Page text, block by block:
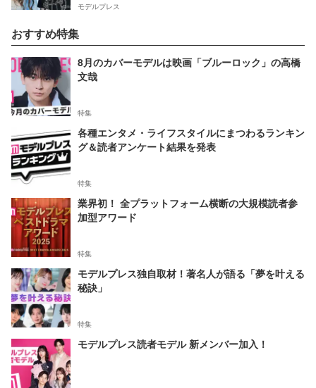
モデルプレス
おすすめ特集
8月のカバーモデルは映画「ブルーロック」の高橋
文哉
特集
各種エンタメ・ライフスタイルにまつわるランキン
グ＆読者アンケート結果を発表
特集
業界初！ 全プラットフォーム横断の大規模読者参
加型アワード
特集
モデルプレス独自取材！著名人が語る「夢を叶える
秘訣」
特集
モデルプレス読者モデル 新メンバー加入！